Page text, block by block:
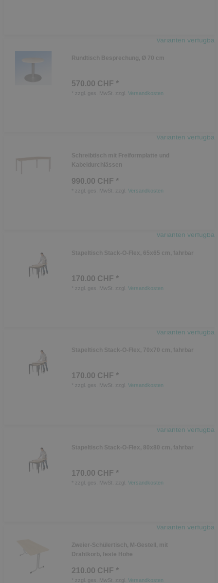
Varianten verfügbar
Rundtisch Besprechung, Ø 70 cm
570.00 CHF *
zzgl. ges. MwSt. zzgl. Versandkosten
Varianten verfügbar
Schreibtisch mit Freiformplatte und
Kabeldurchlässen
990.00 CHF *
zzgl. ges. MwSt. zzgl. Versandkosten
Varianten verfügbar
Stapeltisch Stack-O-Flex, 65x65 cm, fahrbar
170.00 CHF *
zzgl. ges. MwSt. zzgl. Versandkosten
Varianten verfügbar
Stapeltisch Stack-O-Flex, 70x70 cm, fahrbar
170.00 CHF *
zzgl. ges. MwSt. zzgl. Versandkosten
Varianten verfügbar
Stapeltisch Stack-O-Flex, 80x80 cm, fahrbar
170.00 CHF *
zzgl. ges. MwSt. zzgl. Versandkosten
Varianten verfügbar
Zweier-Schülertisch, M-Gestell, mit
Drahtkorb, feste Höhe
210.00 CHF *
zzgl. ges. MwSt. zzgl. Versandkosten